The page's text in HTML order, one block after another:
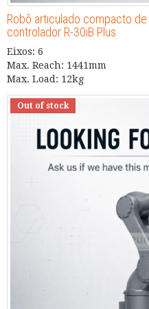
Robô articulado compacto
controlador R-30iB Plus
Eixos: 6
Max. Reach: 1441mm
Max. Load: 12kg
Out of stock